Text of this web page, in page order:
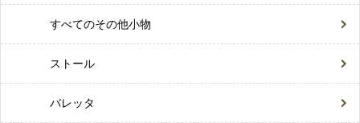
すべてのその他小物
ストール
バレッタ